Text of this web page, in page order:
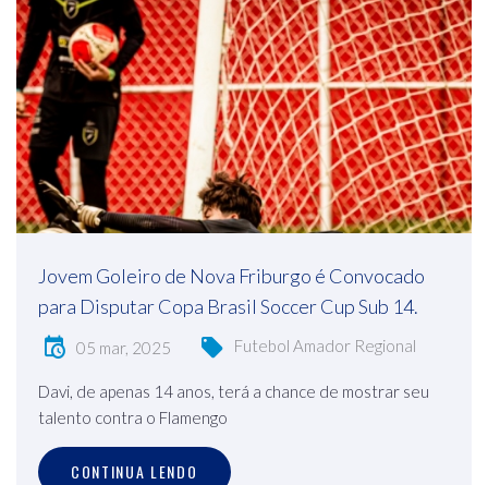
Jovem Goleiro de Nova Friburgo é Convocado
para Disputar Copa Brasil Soccer Cup Sub 14.
05 mar, 2025 Futebol Amador Regional
Davi, de apenas 14 anos, terá a chance de mostrar seu
talento contra o Flamengo
CONTINUA LENDO